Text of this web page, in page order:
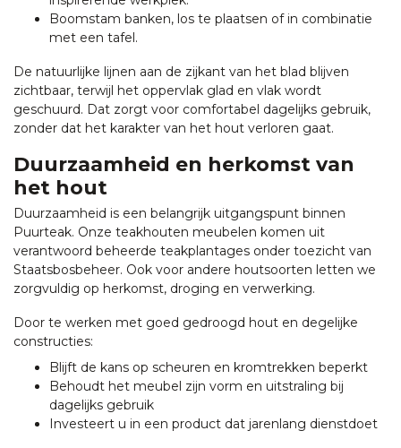
Boomstam banken, los te plaatsen of in combinatie
met een tafel.
De natuurlijke lijnen aan de zijkant van het blad blijven
zichtbaar, terwijl het oppervlak glad en vlak wordt
geschuurd. Dat zorgt voor comfortabel dagelijks gebruik,
zonder dat het karakter van het hout verloren gaat.
Duurzaamheid en herkomst van
het hout
Duurzaamheid is een belangrijk uitgangspunt binnen
Puurteak. Onze teakhouten meubelen komen uit
verantwoord beheerde teakplantages onder toezicht van
Staatsbosbeheer. Ook voor andere houtsoorten letten we
zorgvuldig op herkomst, droging en verwerking.
Door te werken met goed gedroogd hout en degelijke
constructies:
Blijft de kans op scheuren en kromtrekken beperkt
Behoudt het meubel zijn vorm en uitstraling bij
dagelijks gebruik
Investeert u in een product dat jarenlang dienstdoet